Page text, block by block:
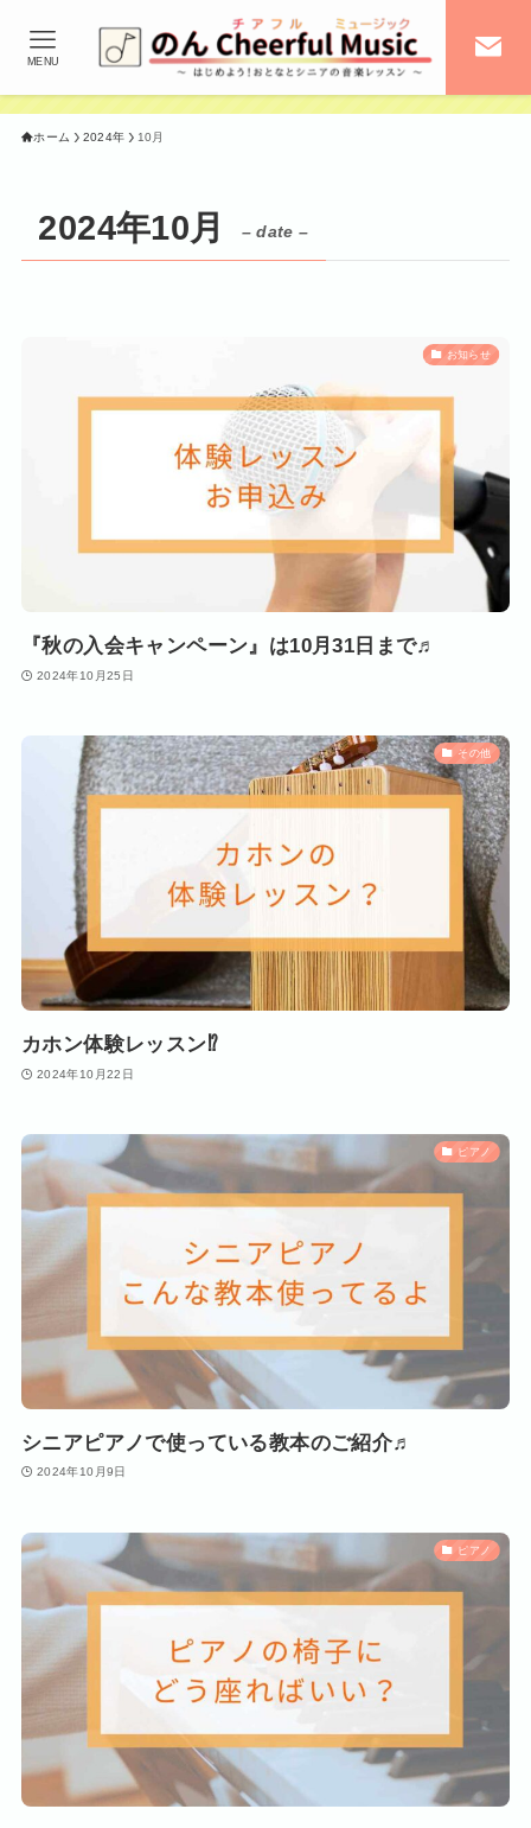
MENU
ホーム 2024年 10月
2024年10月 – date –
お知らせ
『秋の入会キャンペーン』は10月31日まで♬
2024年10月25日
その他
カホン体験レッスン⁉
2024年10月22日
ピアノ
シニアピアノで使っている教本のご紹介♬
2024年10月9日
ピアノ